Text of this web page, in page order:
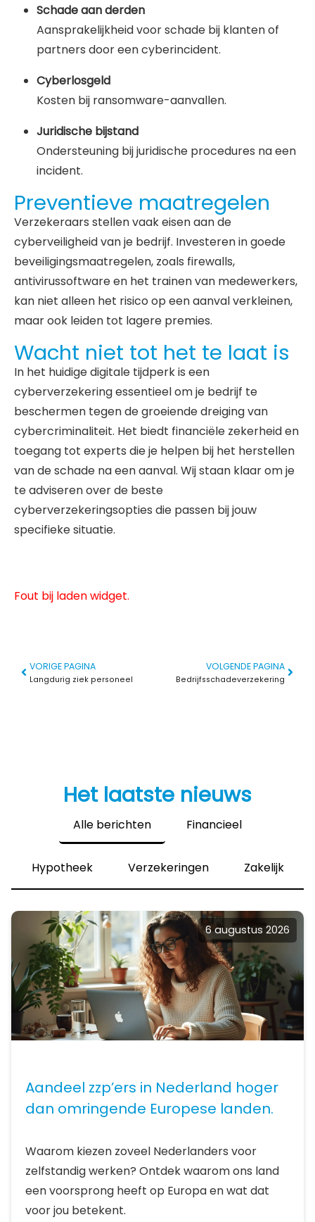
Schade aan derden
Aansprakelijkheid voor schade bij klanten of
partners door een cyberincident.
Cyberlosgeld
Kosten bij ransomware-aanvallen.
Juridische bijstand
Ondersteuning bij juridische procedures na een
incident.
Preventieve maatregelen
Verzekeraars stellen vaak eisen aan de
cyberveiligheid van je bedrijf. Investeren in goede
beveiligingsmaatregelen, zoals firewalls,
antivirussoftware en het trainen van medewerkers,
kan niet alleen het risico op een aanval verkleinen,
maar ook leiden tot lagere premies.
Wacht niet tot het te laat is
In het huidige digitale tijdperk is een
cyberverzekering essentieel om je bedrijf te
beschermen tegen de groeiende dreiging van
cybercriminaliteit. Het biedt financiële zekerheid en
toegang tot experts die je helpen bij het herstellen
van de schade na een aanval. Wij staan klaar om je
te adviseren over de beste
cyberverzekeringsopties die passen bij jouw
specifieke situatie.
Fout bij laden widget.
VORIGE PAGINA
Langdurig ziek personeel
VOLGENDE PAGINA
Bedrijfsschadeverzekering
Het laatste nieuws
Alle berichten Financieel
Hypotheek Verzekeringen Zakelijk
6 augustus 2026
Aandeel zzp’ers in Nederland hoger
dan omringende Europese landen.
Waarom kiezen zoveel Nederlanders voor
zelfstandig werken? Ontdek waarom ons land
een voorsprong heeft op Europa en wat dat
voor jou betekent.